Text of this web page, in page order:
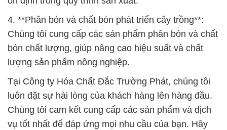
# Cty phân phối * kinh doanh Phụ Gia Chăn Nuôi
Bicar Powder þ NaHCO3 Powder
# Đơn vị chuyên bán ⌡ thương mại Phụ Gia Chăn
Nuôi Bicar Powder þ NaHCO3 Powder
# Công ty thương mại ƒ phân phối Phụ Gia Chăn
Nuôi Bicar Powder þ NaHCO3 Powder
# Đơn vị chuyên cung cấp ↔ phân phối Phụ Gia
Chăn Nuôi Bicar Powder þ NaHCO3 Powder
# Cung cấp Ω bán Phụ Gia Chăn Nuôi Bicar Powder